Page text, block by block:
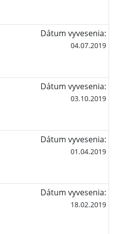
Dátum vyvesenia:
04.07.2019
Dátum vyvesenia:
03.10.2019
Dátum vyvesenia:
01.04.2019
Dátum vyvesenia:
18.02.2019